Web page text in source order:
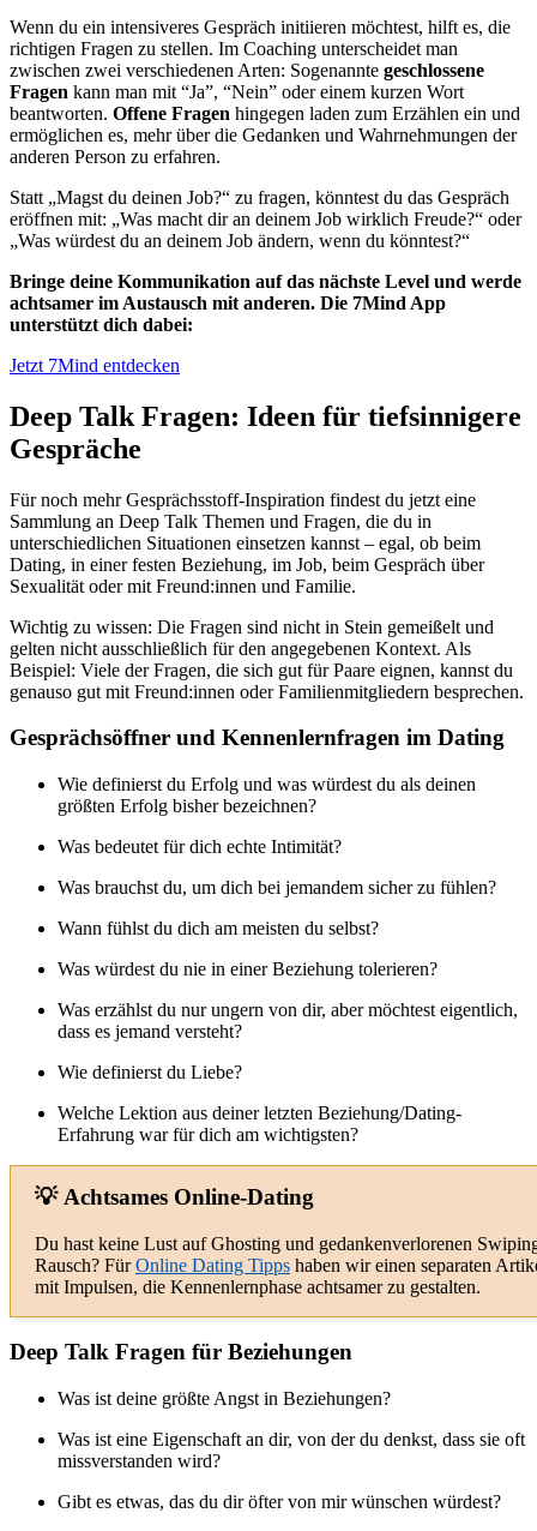
Wenn du ein intensiveres Gespräch initiieren möchtest, hilft es, die
richtigen Fragen zu stellen. Im Coaching unterscheidet man
zwischen zwei verschiedenen Arten: Sogenannte geschlossene
Fragen kann man mit “Ja”, “Nein” oder einem kurzen Wort
beantworten. Offene Fragen hingegen laden zum Erzählen ein und
ermöglichen es, mehr über die Gedanken und Wahrnehmungen der
anderen Person zu erfahren.
Statt „Magst du deinen Job?“ zu fragen, könntest du das Gespräch
eröffnen mit: „Was macht dir an deinem Job wirklich Freude?“ oder
„Was würdest du an deinem Job ändern, wenn du könntest?“
Bringe deine Kommunikation auf das nächste Level und werde
achtsamer im Austausch mit anderen. Die 7Mind App
unterstützt dich dabei:
Jetzt 7Mind entdecken
Deep Talk Fragen: Ideen für tiefsinnigere
Gespräche
Für noch mehr Gesprächsstoff-Inspiration findest du jetzt eine
Sammlung an Deep Talk Themen und Fragen, die du in
unterschiedlichen Situationen einsetzen kannst – egal, ob beim
Dating, in einer festen Beziehung, im Job, beim Gespräch über
Sexualität oder mit Freund:innen und Familie.
Wichtig zu wissen: Die Fragen sind nicht in Stein gemeißelt und
gelten nicht ausschließlich für den angegebenen Kontext. Als
Beispiel: Viele der Fragen, die sich gut für Paare eignen, kannst du
genauso gut mit Freund:innen oder Familienmitgliedern besprechen.
Gesprächsöffner und Kennenlernfragen im Dating
Wie definierst du Erfolg und was würdest du als deinen
größten Erfolg bisher bezeichnen?
Was bedeutet für dich echte Intimität?
Was brauchst du, um dich bei jemandem sicher zu fühlen?
Wann fühlst du dich am meisten du selbst?
Was würdest du nie in einer Beziehung tolerieren?
Was erzählst du nur ungern von dir, aber möchtest eigentlich,
dass es jemand versteht?
Wie definierst du Liebe?
Welche Lektion aus deiner letzten Beziehung/Dating-
Erfahrung war für dich am wichtigsten?
💡 Achtsames Online-Dating
Du hast keine Lust auf Ghosting und gedankenverlorenen
Rausch? FürOnline Dating Tipps haben wir einen separaten
mit Impulsen, die Kennenlernphase achtsamer zu gestalten.
Deep Talk Fragen für Beziehungen
Was ist deine größte Angst in Beziehungen?
Was ist eine Eigenschaft an dir, von der du denkst, dass sie oft
missverstanden wird?
Gibt es etwas, das du dir öfter von mir wünschen würdest?